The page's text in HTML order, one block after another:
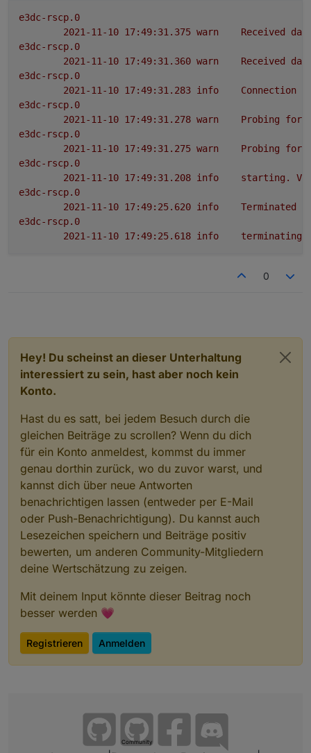
e3dc-rscp.0
warn Received
e3dc-rscp.0
warn Received
e3dc-rscp.0
info Connection
e3dc-rscp.0
warn Probing for
e3dc-rscp.0
warn Probing for
e3dc-rscp.0
info starting.
e3dc-rscp.0
info Terminated
e3dc-rscp.0
info terminating
0
Hey! Du scheinst an dieser Unterhaltung
interessiert zu sein, hast aber noch kein
Konto.
Hast du es satt, bei jedem Besuch durch die
gleichen Beiträge zu scrollen? Wenn du dich
für ein Konto anmeldest, kommst du immer
genau dorthin zurück, wo du zuvor warst, und
kannst dich über neue Antworten
benachrichtigen lassen (entweder per E-Mail
oder Push-Benachrichtigung). Du kannst auch
Lesezeichen speichern und Beiträge positiv
bewerten, um anderen Community-Mitgliedern
deine Wertschätzung zu zeigen.
Mit deinem Input könnte dieser Beitrag noch
besser werden 💗
Registrieren Anmelden
Community